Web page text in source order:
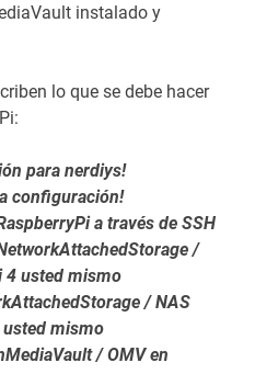
instalado y
lo que se debe hacer
para nerdiys!
configuración!
a través de SSH
/
4 usted mismo
/ NAS
usted mismo
/ OMV en